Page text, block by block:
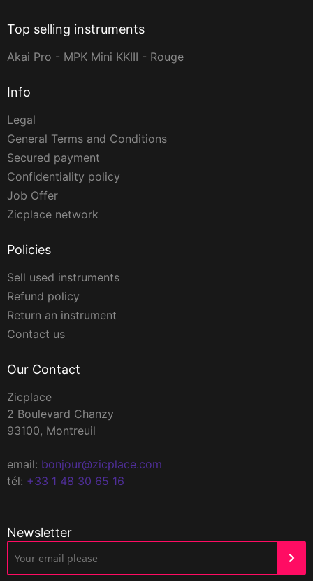
Top selling instruments
Akai Pro - MPK Mini KKIII - Rouge
Info
Legal
General Terms and Conditions
Secured payment
Confidentiality policy
Job Offer
Zicplace network
Policies
Sell used instruments
Refund policy
Return an instrument
Contact us
Our Contact
Zicplace
2 Boulevard Chanzy
93100, Montreuil
email: bonjour@zicplace.com
tél: +33 1 48 30 65 16
Newsletter